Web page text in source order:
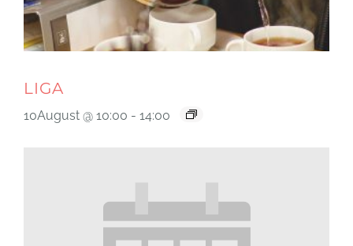
LIGA
10August @ 10:00 - 14:00